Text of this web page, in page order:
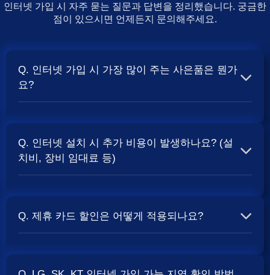
인터넷 가입 시 자주 묻는 질문과 답변을 정리했습니다. 궁금한
점이 있으시면 언제든지 문의해주세요.
Q. 인터넷 가입 시 가장 많이 주는 사은품은 뭔가
요?
보통 500Mbps 또는 1Gbps 인터넷을 TV와 결합하여 가입
할 때 현금 사은품및 상품권 혜택이 더 크게 지급되는 경향
Q. 인터넷 설치 시 추가 비용이 발생하나요? (설
치비, 장비 임대료 등)
청구되는 경우가 많습니다. 다만, 인터넷 상품 및 프로모션
Q. 제휴 카드 할인은 어떻게 적용되나요?